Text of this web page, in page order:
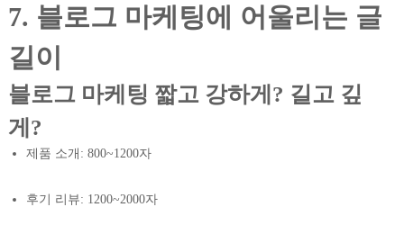
7. 블로그 마케팅에 어울리는 글
길이
블로그 마케팅 짧고 강하게? 길고 깊
게?
제품 소개: 800~1200자
후기 리뷰: 1200~2000자